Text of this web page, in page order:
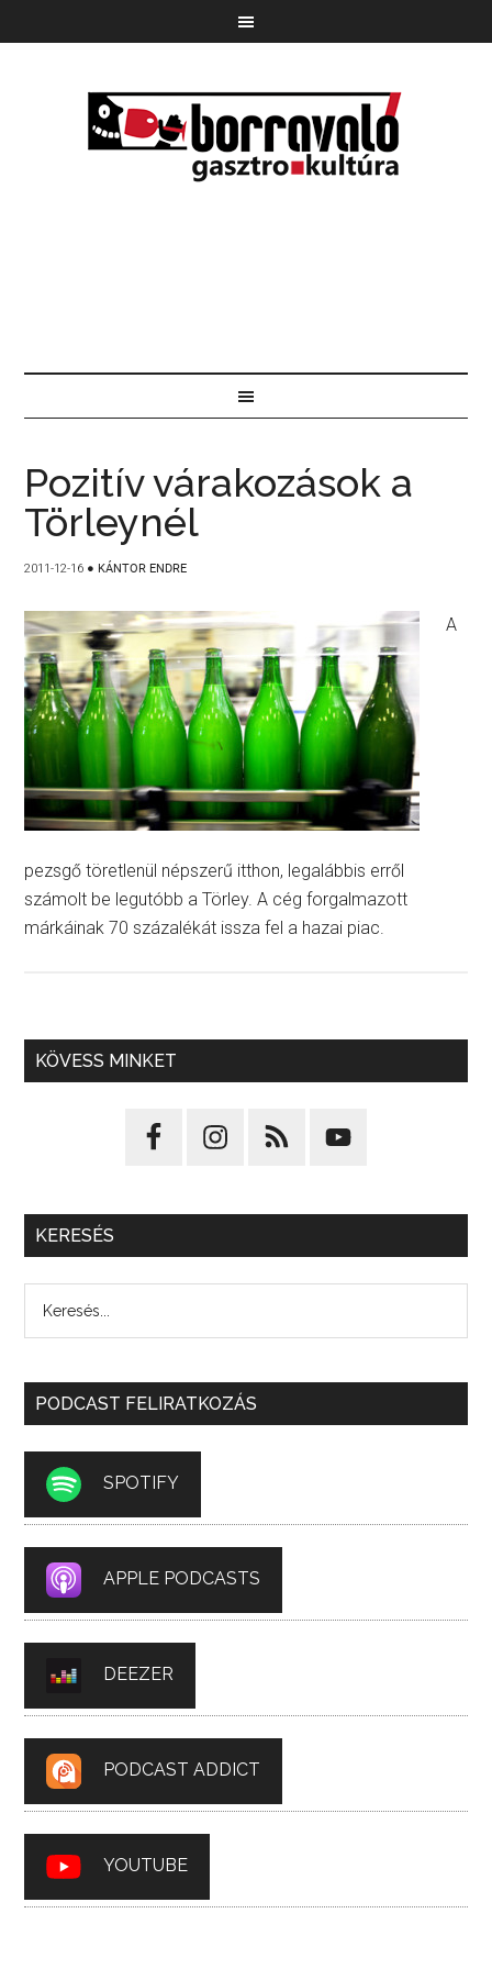
Pozitív várakozások a
Törleynél
2011-12-16 ● KÁNTOR ENDRE
A
pezsgő töretlenül népszerű itthon, legalábbis erről
számolt be legutóbb a Törley. A cég forgalmazott
márkáinak 70 százalékát issza fel a hazai piac.
KÖVESS MINKET
KERESÉS
PODCAST FELIRATKOZÁS
SPOTIFY
APPLE PODCASTS
DEEZER
PODCAST ADDICT
YOUTUBE